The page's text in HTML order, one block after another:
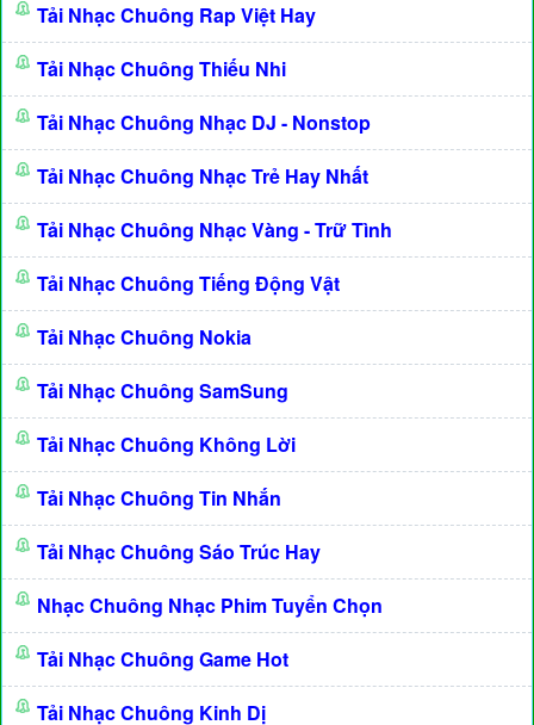
Tải Nhạc Chuông Rap Việt Hay
Tải Nhạc Chuông Thiếu Nhi
Tải Nhạc Chuông Nhạc DJ - Nonstop
Tải Nhạc Chuông Nhạc Trẻ Hay Nhất
Tải Nhạc Chuông Nhạc Vàng - Trữ Tình
Tải Nhạc Chuông Tiếng Động Vật
Tải Nhạc Chuông Nokia
Tải Nhạc Chuông SamSung
Tải Nhạc Chuông Không Lời
Tải Nhạc Chuông Tin Nhắn
Tải Nhạc Chuông Sáo Trúc Hay
Nhạc Chuông Nhạc Phim Tuyển Chọn
Tải Nhạc Chuông Game Hot
Tải Nhạc Chuông Kinh Dị